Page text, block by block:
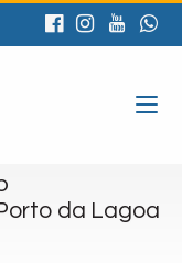
da Lagoa